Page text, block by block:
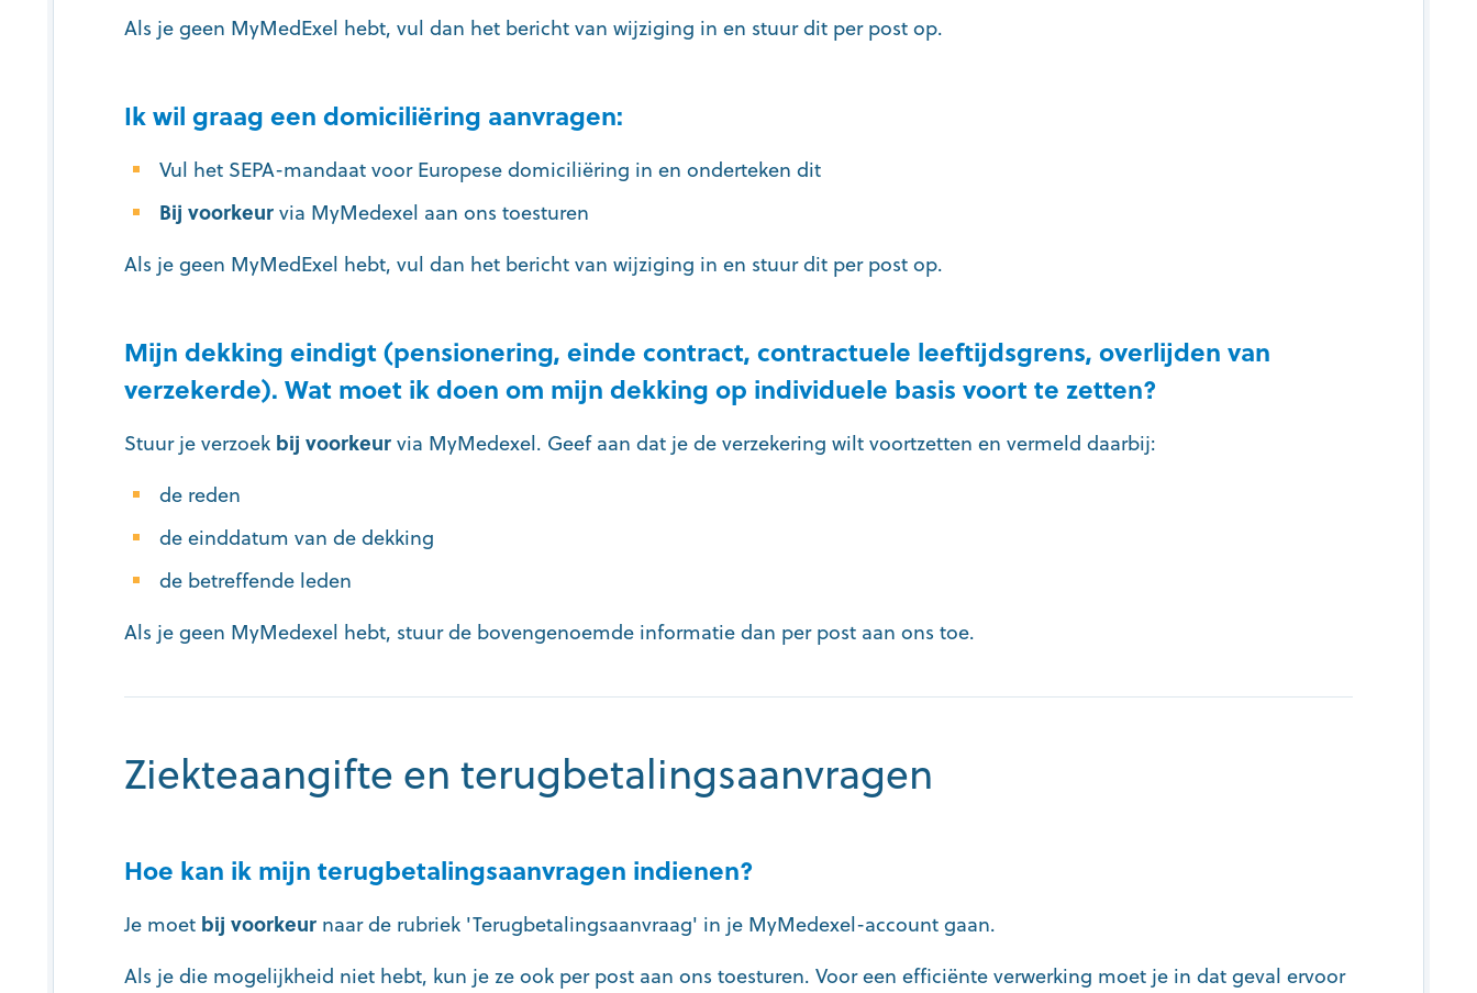
Als je geen MyMedExel hebt, vul dan het bericht van wijziging in en stuur dit per post op.
Ik wil graag een domiciliëring aanvragen:
Vul het SEPA-mandaat voor Europese domiciliëring in en onderteken dit
Bij voorkeurvia MyMedexel aan ons toesturen
Als je geen MyMedExel hebt, vul dan het bericht van wijziging in en stuur dit per post op.
Mijn dekking eindigt (pensionering, einde contract, contractuele leeftijdsgrens, overlijden van
verzekerde). Wat moet ik doen om mijn dekking op individuele basis voort te zetten?
Stuur je verzoek bij voorkeurvia MyMedexel. Geef aan dat je de verzekering wilt voortzetten en vermeld daarbij:
de reden
de einddatum van de dekking
de betreffende leden
Als je geen MyMedexel hebt, stuur de bovengenoemde informatie dan per post aan ons toe.
Ziekteaangifte en terugbetalingsaanvragen
Hoe kan ik mijn terugbetalingsaanvragen indienen?
Je moet bij voorkeur naar de rubriek 'Terugbetalingsaanvraag' in je MyMedexel-account gaan.
Als je die mogelijkheid niet hebt, kun je ze ook per post aan ons toesturen. Voor een efficiënte verwerking moet je in dat geval ervoor